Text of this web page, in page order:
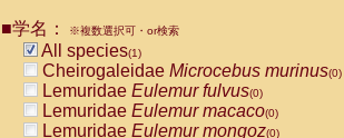
CebidaeCebus nigrivittatus
CebidaeCebus
CebidaeSaimiri boliviensis(0)
CebidaeSaimiri sciureus(0)
AtelidaeAlouatta caraya(0)
AtelidaeAlouatta fusca(0)
■学名： ※複数選択可・or検索
All species(1)
Cheirogaleidae Microcebus murinus(0)
Lemuridae Eulemur fulvus(0)
Lemuridae Eulemur macaco(0)
Lemuridae Eulemur mongoz(0)